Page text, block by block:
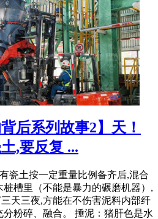
后系列故事2】天！
,要反复 ...
瓷土按一定重量比例备齐后,混合
槽里（不能是暴力的碾磨机器）,
天三夜,方能在不伤害泥料内部纤
粉碎、融合。 捶泥：猪肝色是水